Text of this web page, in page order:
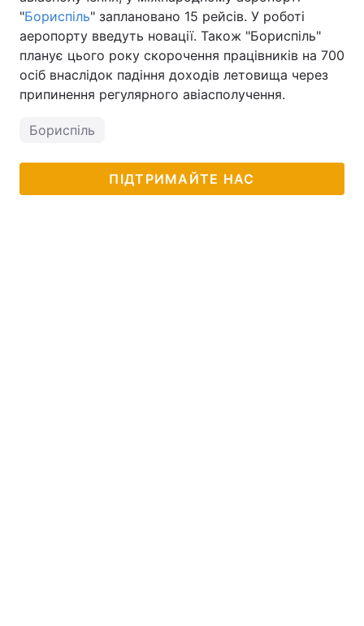
"Бориспіль" заплановано 15 рейсів. У роботі
аеропорту введуть новації. Також "Бориспіль"
планує цього року скорочення працівників на 700
осіб внаслідок падіння доходів летовища через
припинення регулярного авіасполучення.
Бориспіль
ПІДТРИМАЙТЕ НАС